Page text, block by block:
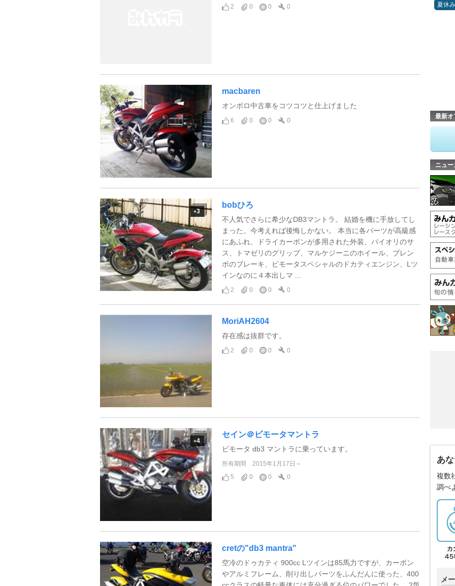
2 0 0 0
macbaren
オンボロ中古車をコツコツと仕上げました
6 0 0 0
+3
bobひろ
不人気でさらに希少なDB3マントラ。 結婚を機に手放してし
まった。今考えれば後悔しかない。 本当に各パーツが高級感
にあふれ、ドライカーボンが多用された外装、パイオリのサ
ス、トマゼリのグリップ、マルケジーニのホイール、ブレン
ボのブレーキ、ビモータスペシャルのドカティエンジン、Lツ
インなのに４本出しマ ...
2 0 0 0
MoriAH2604
存在感は抜群です。
2 0 0 0
+4
セイン＠ビモータマントラ
ビモータ db3 マントラに乗っています。
所有期間
2015年1月17日～
5
0 0 0
cretの"db3 mantra"
空冷のドゥカティ 900cc Lツインは85馬力ですが、カーボン
やアルミフレーム、削り出しパーツをふんだんに使った、400
夏休み
最新オ
ニュー
あ
複数
調べ
メ